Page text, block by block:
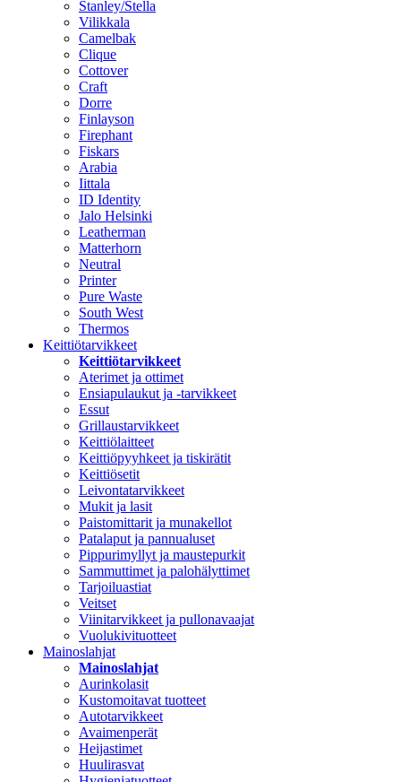
Stanley/Stella
Vilikkala
Camelbak
Clique
Cottover
Craft
Dorre
Finlayson
Firephant
Fiskars
Arabia
Iittala
ID Identity
Jalo Helsinki
Leatherman
Matterhorn
Neutral
Printer
Pure Waste
South West
Thermos
Keittiötarvikkeet
Keittiötarvikkeet
Aterimet ja ottimet
Ensiapulaukut ja -tarvikkeet
Essut
Grillaustarvikkeet
Keittiölaitteet
Keittiöpyyhkeet ja tiskirätit
Keittiösetit
Leivontatarvikkeet
Mukit ja lasit
Paistomittarit ja munakellot
Patalaput ja pannualuset
Pippurimyllyt ja maustepurkit
Sammuttimet ja palohälyttimet
Tarjoiluastiat
Veitset
Viinitarvikkeet ja pullonavaajat
Vuolukivituotteet
Mainoslahjat
Mainoslahjat
Aurinkolasit
Kustomoitavat tuotteet
Autotarvikkeet
Avaimenperät
Heijastimet
Huulirasvat